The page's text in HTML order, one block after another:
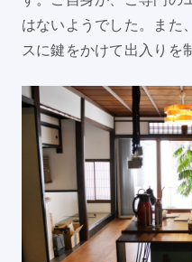
はないようでした。また
スに鍵をかけて出入りを